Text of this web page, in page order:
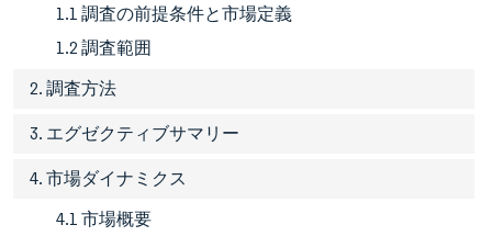
1.1 調査の前提条件と市場定義
1.2 調査範囲
2. 調査方法
3. エグゼクティブサマリー
4. 市場ダイナミクス
4.1 市場概要